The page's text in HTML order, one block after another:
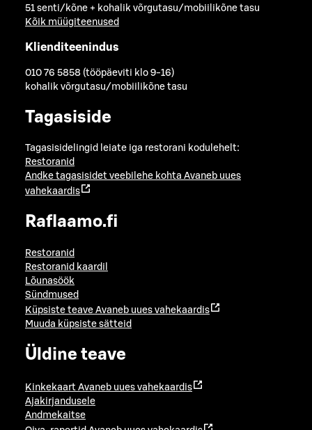
51 senti/kõne + kohalik võrgutasu/mobiilikõne tasu
Kõik müügiteenused
Klienditeenindus
010 76 5858 (tööpäeviti klo 9-16)
kohalik võrgutasu/mobiilikõne tasu
Tagasiside
Tagasisidelingid leiate iga restorani kodulehelt:
Restoranid
Andke tagasisidet veebilehe kohta Avaneb uues
vahekaardis
Raflaamo.fi
Restoranid
Restoranid kaardil
Lõunasöök
Sündmused
Küpsiste teave Avaneb uues vahekaardis
Muuda küpsiste sätteid
Üldine teave
Kinkekaart Avaneb uues vahekaardis
Ajakirjandusele
Andmekaitse